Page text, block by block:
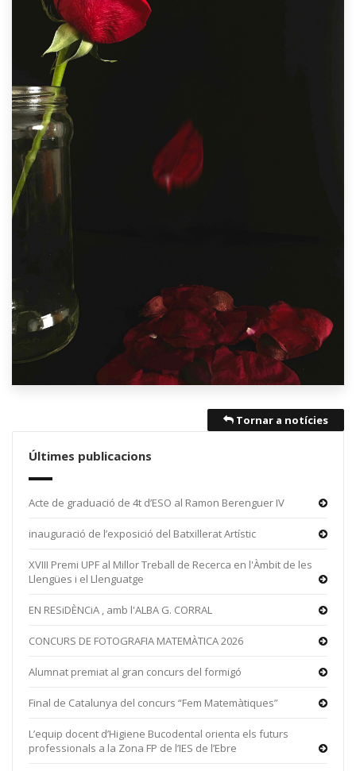
Tornar a notícies
Últimes publicacions
Acte de graduació de 4t d’ESO al Ramon Berenguer IV
inauguració de l’exposició del Batxillerat Artístic
XVIII Premi UPF al Millor Treball de Recerca en l'Àmbit de les
Llengües i el Llenguatge
EN RESiDÈNCiA , amb l'ALBA G. CORRAL
CONCURS DE FOTOGRAFIA MATEMÀTICA 2026
Alumnat premiat al gran concurs del formigó
Final de Catalunya del concurs “Fem Matemàtiques”
L’equip docent d’Higiene Bucodental orienta els futurs
professionals a la Zona FP de l’IES de l’Ebre